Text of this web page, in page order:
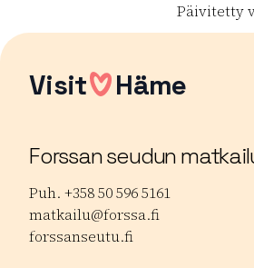
Päivitetty
Visit Häme
Forssan seudun
Puh. +358 50 596 5161
matkailu@forssa.fi
forssanseutu.fi